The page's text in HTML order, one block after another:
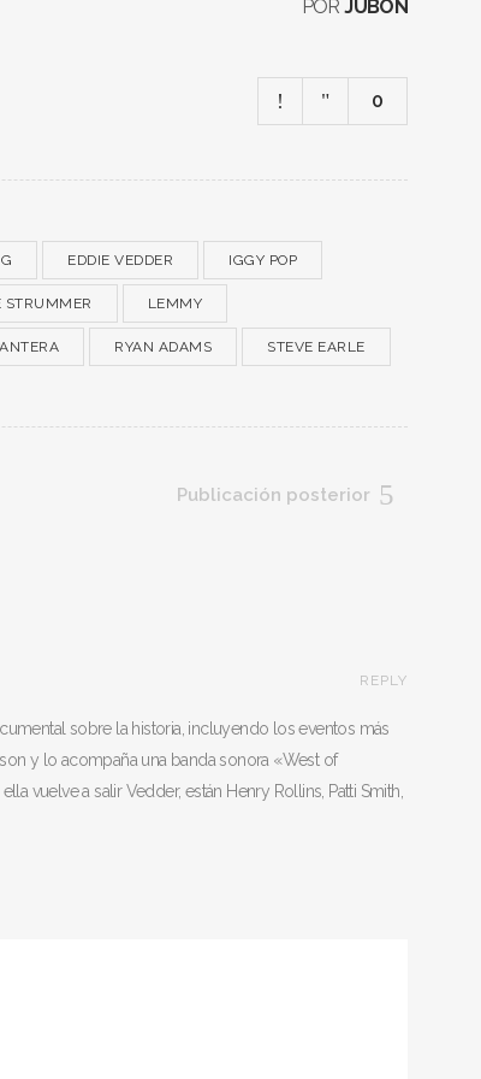
PORJUBÓN
0
EDDIE VEDDER IGGY POP
STRUMMER LEMMY
RYAN ADAMS STEVE EARLE
Publicación posterior
REPLY
sobre la historia, incluyendo los eventos más
y lo acompaña una banda sonora «West of
vuelve a salir Vedder, están Henry Rollins, Patti Smith,